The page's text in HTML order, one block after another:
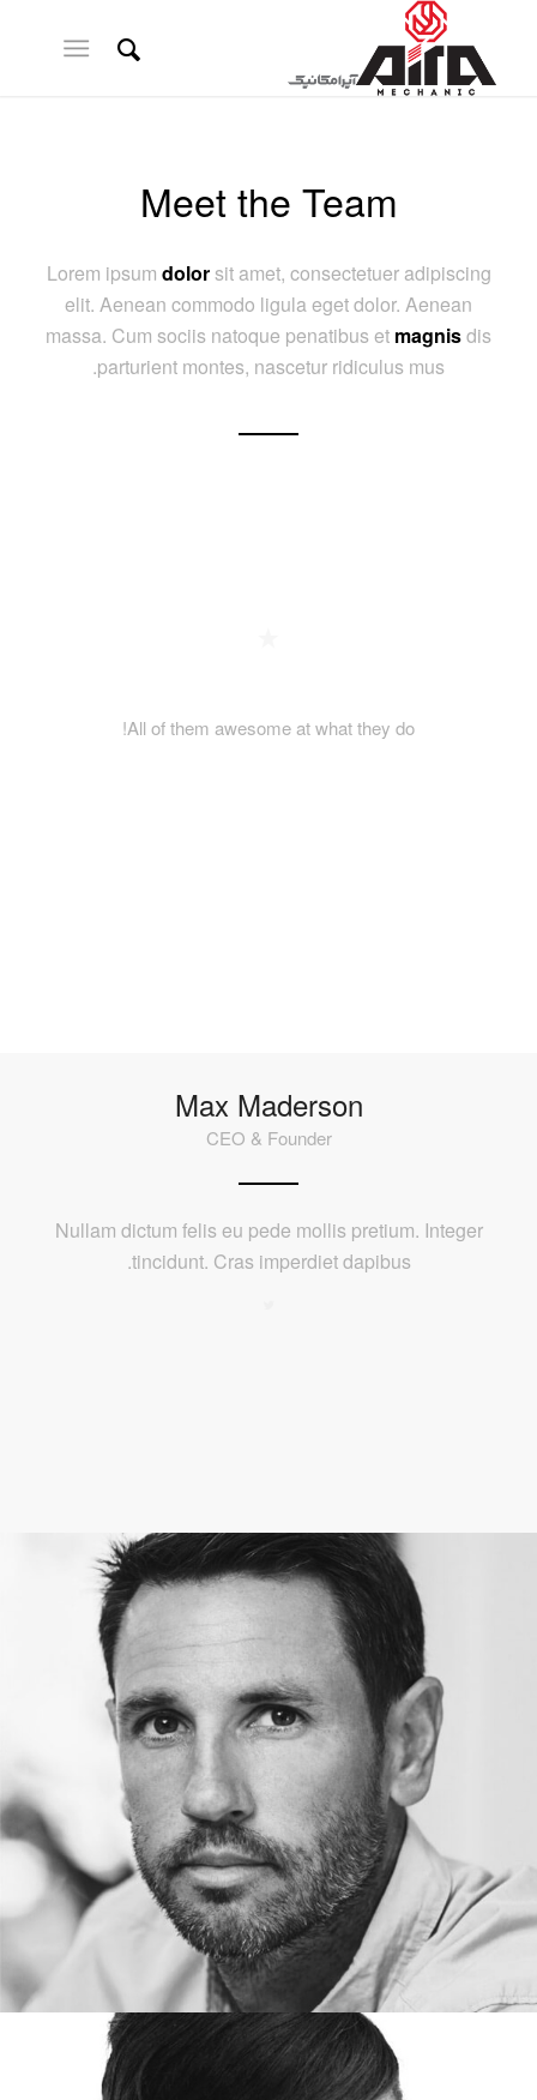
Meet the Team
Lorem ipsum dolorsit amet, consectetuer adipiscing
elit. Aenean commodo ligula eget dolor. Aenean
massa. Cum sociis natoque penatibus et magnisdis
parturient montes, nascetur ridiculus mus.
All of them awesome at what they do!
Max Maderson
CEO & Founder
Nullam dictum felis eu pede mollis pretium. Integer
tincidunt. Cras imperdiet dapibus.